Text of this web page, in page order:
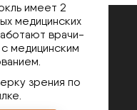
имеет 2
медицинских
врачи-
медицинским
зрения по